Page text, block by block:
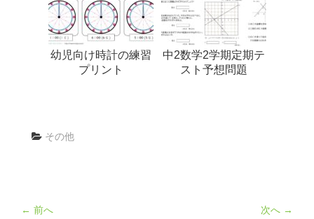
幼児向け時計の練習
プリント
中2数学2学期定期テ
スト予想問題
その他
← 前へ
次へ →